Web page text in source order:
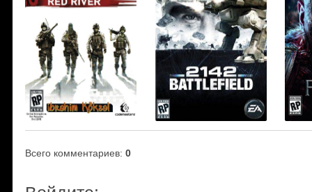
Всего комментариев: 0